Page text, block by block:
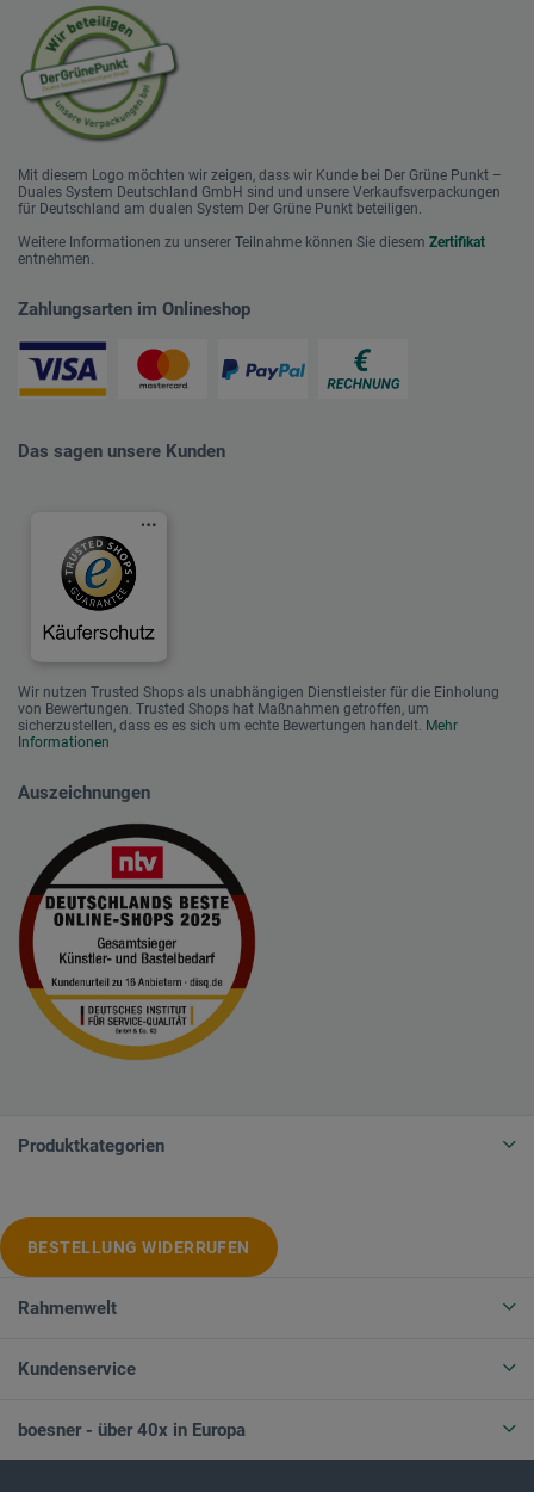
Mit diesem Logo möchten wir zeigen, dass wir Kunde bei Der Grüne Punkt –
Duales System Deutschland GmbH sind und unsere Verkaufsverpackungen
für Deutschland am dualen System Der Grüne Punkt beteiligen.
Weitere Informationen zu unserer Teilnahme können Sie diesem Zertifikat
entnehmen.
Zahlungsarten im Onlineshop
Das sagen unsere Kunden
Wir nutzen Trusted Shops als unabhängigen Dienstleister für die Einholung
von Bewertungen. Trusted Shops hat Maßnahmen getroffen, um
sicherzustellen, dass es es sich um echte Bewertungen handelt. Mehr
Informationen
Auszeichnungen
Produktkategorien
BESTELLUNG WIDERRUFEN
Rahmenwelt
Kundenservice
boesner - über 40x in Europa